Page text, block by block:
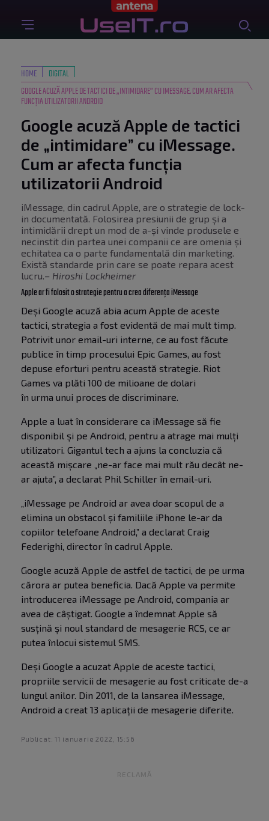
HOME
DIGITAL
GOOGLE ACUZĂ APPLE DE TACTICI DE „INTIMIDARE” CU IMESSAGE. CUM AR AFECTA
FUNCȚIA UTILIZATORII ANDROID
Google acuză Apple de tactici
de „intimidare” cu iMessage.
Cum ar afecta funcția
utilizatorii Android
iMessage, din cadrul Apple, are o strategie de lock-
in documentată. Folosirea presiunii de grup și a
intimidării drept un mod de a-și vinde produsele e
necinstit din partea unei companii ce are omenia și
echitatea ca o parte fundamentală din marketing.
Există standarde prin care se poate repara acest
lucru.– Hiroshi Lockheimer
Apple ar fi folosit o strategie pentru a crea diferența iMessage
Deși Google acuză abia acum Apple de aceste
tactici, strategia a fost evidentă de mai mult timp.
Potrivit unor email-uri interne, ce au fost făcute
publice în timp procesului Epic Games, au fost
depuse eforturi pentru această strategie. Riot
Games va plăti 100 de milioane de dolari
în urma unui proces de discriminare.
Apple a luat în considerare ca iMessage să fie
disponibil și pe Android, pentru a atrage mai mulți
utilizatori. Gigantul tech a ajuns la concluzia că
această mișcare „ne-ar face mai mult rău decât ne-
ar ajuta”, a declarat Phil Schiller în email-uri.
„iMessage pe Android ar avea doar scopul de a
elimina un obstacol și familiile iPhone le-ar da
copiilor telefoane Android,” a declarat Craig
Federighi, director în cadrul Apple.
Google acuză Apple de astfel de tactici, de pe urma
cărora ar putea beneficia. Dacă Apple va permite
introducerea iMessage pe Android, compania ar
avea de câștigat. Google a îndemnat Apple să
susțină și noul standard de mesagerie RCS, ce ar
putea înlocui sistemul SMS.
Deși Google a acuzat Apple de aceste tactici,
propriile servicii de mesagerie au fost criticate de-a
lungul anilor. Din 2011, de la lansarea iMessage,
Android a creat 13 aplicații de mesagerie diferite.
Publicat: 11 ianuarie 2022, 15:56
RECLAMĂ